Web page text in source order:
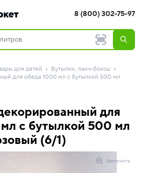
8 (800) 302-75-97
для детей
Бутылки, ланч-боксы
для обеда 1000 мл с бутылкой 500 мл
для
с бутылкой 500 мл
(6/1)
Увеличить